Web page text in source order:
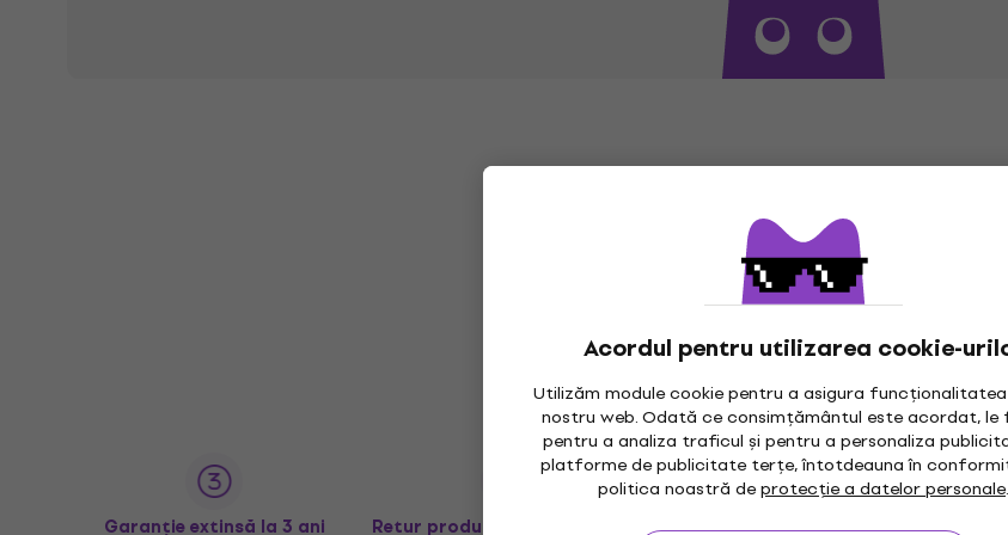
Acordul pentru utilizarea cookie-
Utilizăm module cookie pentru a asigura
nostru web. Odată ce consimțământul este acordat, le
pentru a analiza traficul și pentru a personaliza
platforme de publicitate terțe, întotdeauna în
politica noastră deprotecție a datelor personale.
Indiferent dacă sunteți la început de drum în lumea muzicii sau un muzician deja experimentat,
exprima liber și de a aduce un suflu proaspăt creației dumneavoastră. Vă invităm să explorați colecția
pe care o oferă atât Diatonické akordeóny, cât și fiecare Diatonický akordeón în parte.
Garanție extinsă la 3 ani Retur produse în maxim 30 zile Garanția prețului